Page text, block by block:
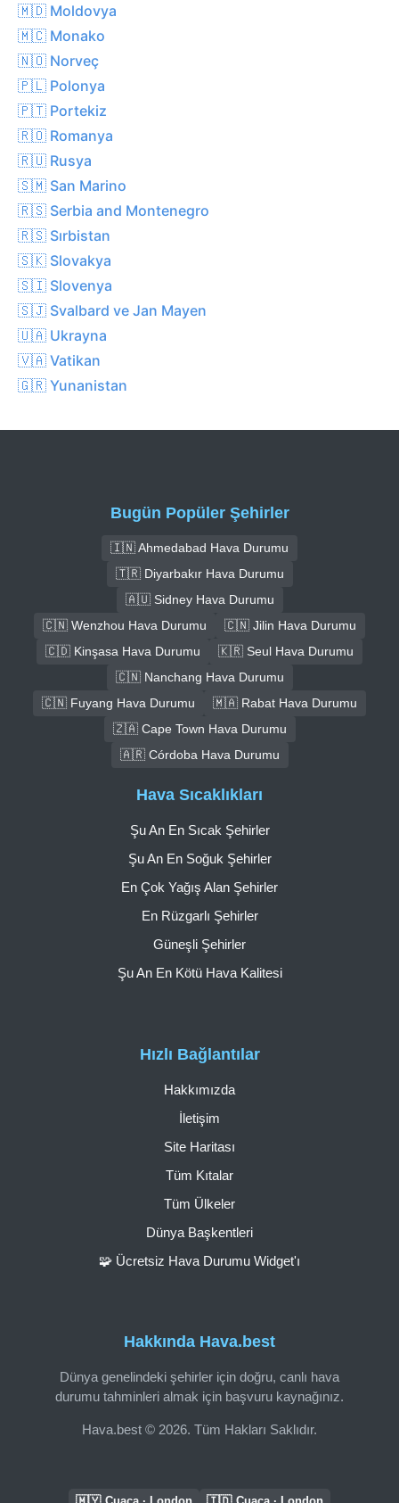
🇲🇩 Moldovya
🇲🇨 Monako
🇳🇴 Norveç
🇵🇱 Polonya
🇵🇹 Portekiz
🇷🇴 Romanya
🇷🇺 Rusya
🇸🇲 San Marino
🇷🇸 Serbia and Montenegro
🇷🇸 Sırbistan
🇸🇰 Slovakya
🇸🇮 Slovenya
🇸🇯 Svalbard ve Jan Mayen
🇺🇦 Ukrayna
🇻🇦 Vatikan
🇬🇷 Yunanistan
Bugün Popüler Şehirler
🇮🇳 Ahmedabad Hava Durumu
🇹🇷 Diyarbakır Hava Durumu
🇦🇺 Sidney Hava Durumu
🇨🇳 Wenzhou Hava Durumu
🇨🇳 Jilin Hava Durumu
🇨🇩 Kinşasa Hava Durumu
🇰🇷 Seul Hava Durumu
🇨🇳 Nanchang Hava Durumu
🇨🇳 Fuyang Hava Durumu
🇲🇦 Rabat Hava Durumu
🇿🇦 Cape Town Hava Durumu
🇦🇷 Córdoba Hava Durumu
Hakkında Hava.best
Dünya genelindeki şehirler için doğru, canlı hava
durumu tahminleri almak için başvuru kaynağınız.
Hava.best © 2026. Tüm Hakları Saklıdır.
Hızlı Bağlantılar
Hakkımızda
İletişim
Site Haritası
Tüm Kıtalar
Tüm Ülkeler
Dünya Başkentleri
🧩 Ücretsiz Hava Durumu Widget'ı
Hava Sıcaklıkları
Şu An En Sıcak Şehirler
Şu An En Soğuk Şehirler
En Çok Yağış Alan Şehirler
En Rüzgarlı Şehirler
Güneşli Şehirler
Şu An En Kötü Hava Kalitesi